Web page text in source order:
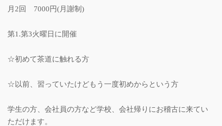
月2回 7000円(月謝制)
第1.第3火曜日に開催
☆初めて茶道に触れる方
☆以前、習っていたけどもう一度初めからという方
学生の方、会社員の方など学校、会社帰りにお稽古に来てい
ただけます。